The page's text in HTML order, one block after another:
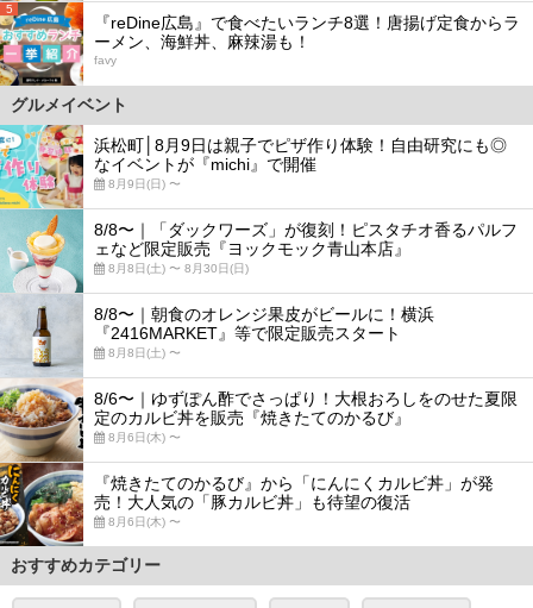
5
『reDine広島』で食べたいランチ8選！唐揚げ定食からラ
ーメン、海鮮丼、麻辣湯も！
favy
グルメイベント
浜松町│8月9日は親子でピザ作り体験！自由研究にも◎
なイベントが『michi』で開催
8月9日(日) 〜
8/8〜｜「ダックワーズ」が復刻！ピスタチオ香るパルフ
ェなど限定販売『ヨックモック青山本店』
8月8日(土) 〜 8月30日(日)
8/8〜｜朝食のオレンジ果皮がビールに！横浜
『2416MARKET』等で限定販売スタート
8月8日(土) 〜
8/6〜｜ゆずぽん酢でさっぱり！大根おろしをのせた夏限
定のカルビ丼を販売『焼きたてのかるび』
8月6日(木) 〜
『焼きたてのかるび』から「にんにくカルビ丼」が発
売！大人気の「豚カルビ丼」も待望の復活
8月6日(木) 〜
おすすめカテゴリー